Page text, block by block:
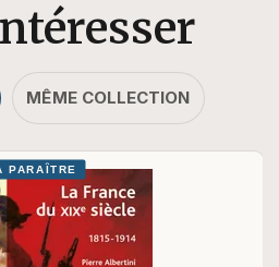
MÊME COLLECTION
PARAÎTRE